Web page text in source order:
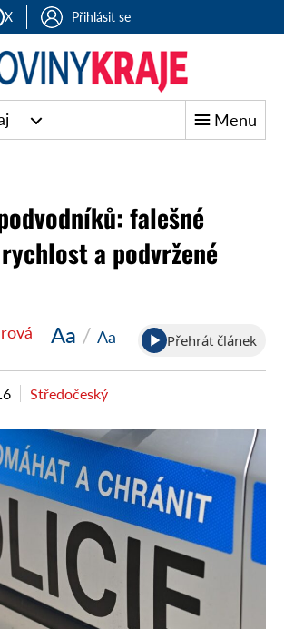
X Přihlásit se
Menu
falešné
a podvržené
Aa / Aa Přehrát článek
Středočeský